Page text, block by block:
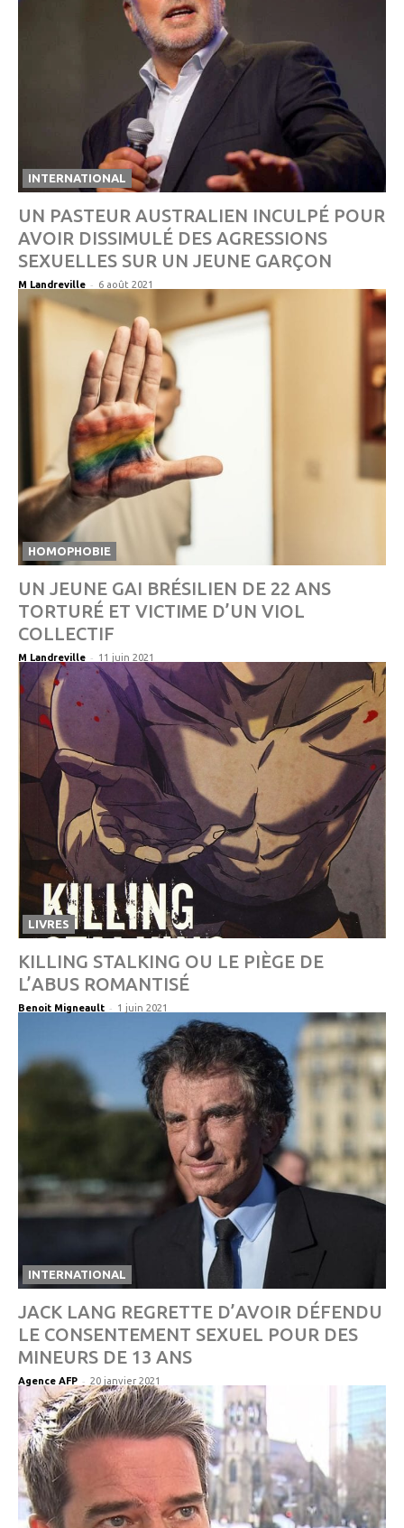
INTERNATIONAL
UN PASTEUR AUSTRALIEN INCULPÉ POUR
AVOIR DISSIMULÉ DES AGRESSIONS
SEXUELLES SUR UN JEUNE GARÇON
M Landreville - 6 août 2021
HOMOPHOBIE
UN JEUNE GAI BRÉSILIEN DE 22 ANS
TORTURÉ ET VICTIME D’UN VIOL
COLLECTIF
M Landreville - 11 juin 2021
LIVRES
KILLING STALKING OU LE PIÈGE DE
L’ABUS ROMANTISÉ
Benoit Migneault - 1 juin 2021
INTERNATIONAL
JACK LANG REGRETTE D’AVOIR DÉFENDU
LE CONSENTEMENT SEXUEL POUR DES
MINEURS DE 13 ANS
Agence AFP - 20 janvier 2021